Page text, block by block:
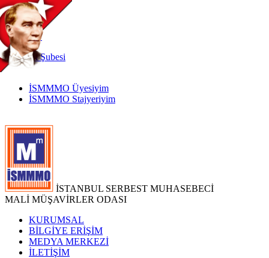
TR
|
EN
İnternetŞubesi
İSMMMO Üyesiyim
İSMMMO Stajyeriyim
İSTANBUL SERBEST MUHASEBECİ
MALİ MÜŞAVİRLER ODASI
KURUMSAL
BİLGİYE ERİŞİM
MEDYA MERKEZİ
İLETİŞİM